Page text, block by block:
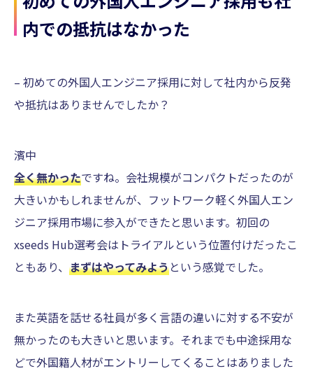
内での抵抗はなかった
– 初めての外国人エンジニア採用に対して社内から反発
や抵抗はありませんでしたか？
濱中
全く無かったですね。会社規模がコンパクトだったのが
大きいかもしれませんが、フットワーク軽く外国人エン
ジニア採用市場に参入ができたと思います。初回の
xseeds Hub選考会はトライアルという位置付けだったこ
ともあり、 まずはやってみようという感覚でした。
また英語を話せる社員が多く言語の違いに対する不安が
無かったのも大きいと思います。それまでも中途採用な
どで外国籍人材がエントリーしてくることはありました